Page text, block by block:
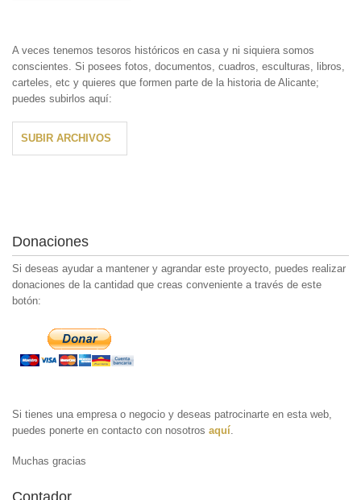
A veces tenemos tesoros históricos en casa y ni siquiera somos
conscientes. Si posees fotos, documentos, cuadros, esculturas, libros,
carteles, etc y quieres que formen parte de la historia de Alicante;
puedes subirlos aquí:
SUBIR ARCHIVOS
Donaciones
Si deseas ayudar a mantener y agrandar este proyecto, puedes realizar
donaciones de la cantidad que creas conveniente a través de este
botón:
Si tienes una empresa o negocio y deseas patrocinarte en esta web,
puedes ponerte en contacto con nosotros aquí.
Muchas gracias